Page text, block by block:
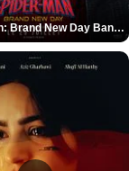
Spider-Man: Brand New Day Bande-annonce VO STFR